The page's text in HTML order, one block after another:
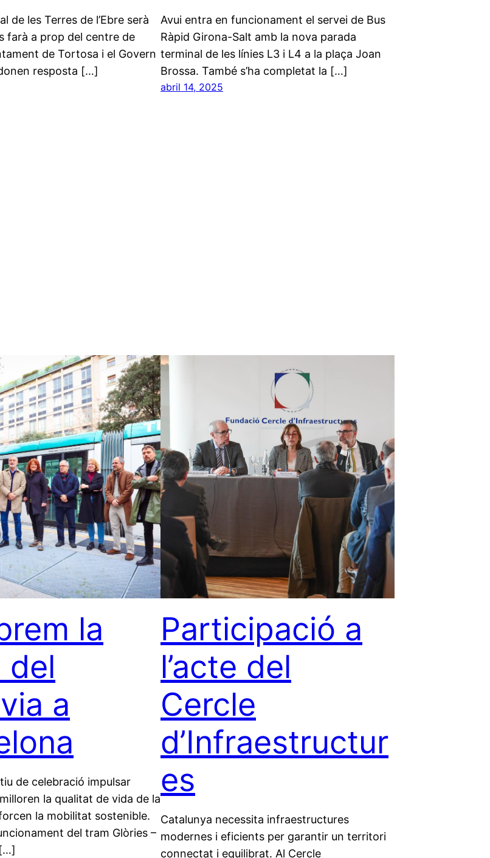
de les Terres de l’Ebre serà
farà a prop del centre de
de Tortosa i el Govern
resposta […]
Avui entra en funcionament el servei de Bus
Ràpid Girona-Salt amb la nova parada
terminal de les línies L3 i L4 a la plaça Joan
Brossa. També s’ha completat la […]
abril 14, 2025
la
del
a
de celebració impulsar
la qualitat de vida de la
la mobilitat sostenible.
del tram Glòries –
Participació a
l’acte del
Cercle
d’Infraestructur
es
Catalunya necessita infraestructures
modernes i eficients per garantir un territori
connectat i equilibrat. Al Cercle